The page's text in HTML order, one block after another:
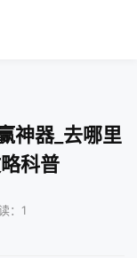
神器_去哪里
科普
：1